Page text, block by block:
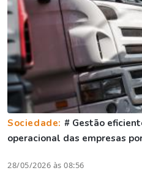
Sociedade: # Gestão
operacional das empresas
28/05/2026 às 08:56